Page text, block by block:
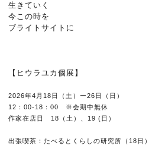
生きていく
今この時を
ブライトサイトに
【ヒウラユカ個展】
2026年4月18日（土）ー26日（日）
12：00-18：00 ※会期中無休
作家在店日 18（土）、19 (日）
出張喫茶：たべるとくらしの研究所（18日）